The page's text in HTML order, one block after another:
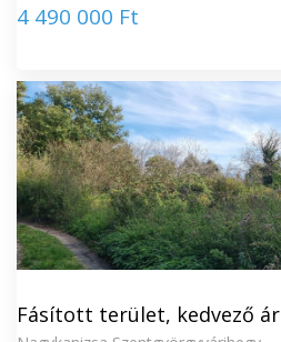
4 490 000 Ft
Fásított terület, kedvező